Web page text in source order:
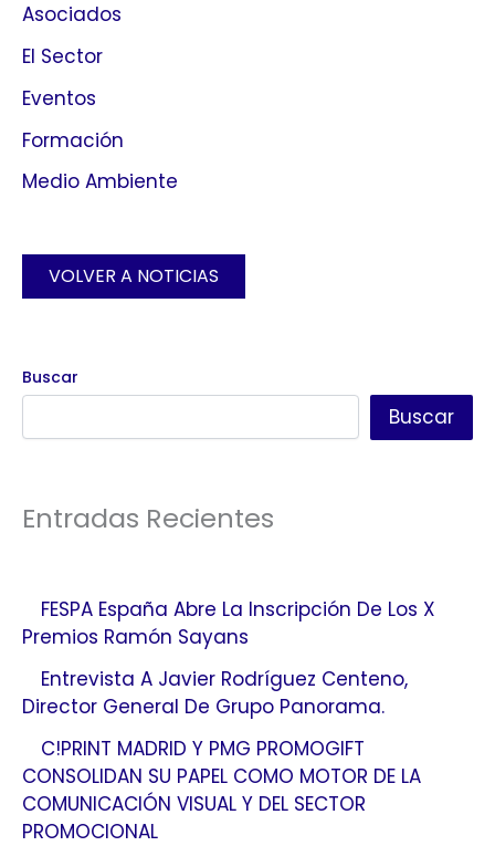
Asociados
El Sector
Eventos
Formación
Medio Ambiente
VOLVER A NOTICIAS
Buscar
Buscar
Entradas Recientes
FESPA España Abre La Inscripción De Los X
Premios Ramón Sayans
Entrevista A Javier Rodríguez Centeno,
Director General De Grupo Panorama.
C!PRINT MADRID Y PMG PROMOGIFT
CONSOLIDAN SU PAPEL COMO MOTOR DE LA
COMUNICACIÓN VISUAL Y DEL SECTOR
PROMOCIONAL